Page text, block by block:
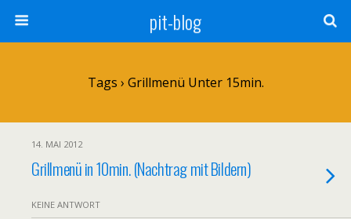
pit-blog
Tags › Grillmenü Unter 15min.
14. MAI 2012
Grillmenü in 10min. (Nachtrag mit Bildern)
KEINE ANTWORT